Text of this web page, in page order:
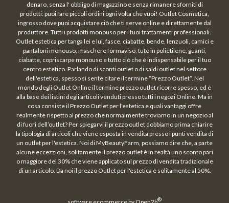
denaro, senza l' obbligo di magazzino e senza rimanere sforniti di
prodotti: puoi fare piccoli ordini ogni volta che vuoi! Outlet Cosmetica,
ingrosso dove puoi acquistare ciò che ti serve online e direttamente dal
produttore. Tutti i prodotti monouso per i tuoi trattamenti professionali.
Outlet estetica per tanga lei e lui, fasce, ciabatte, bende, lenzuoli, camici e
pantaloni monouso, maschere formaviso, tute in polietilene, guanti,
ciabatte, copriscarpe monouso e tutto ciò che è indispensabile per il tuo
centro estetico. Parlando di sconti outlet o di saldi outlet nel settore
dell'estetica, spesso si sente citare il termine “Prezzo Outlet“. Nel
mondo degli Outlet Online il termine prezzo outlet ricorre spesso, ed è
alla base dei listini degli articoli venduti presso tutti i negozi Online. Ma in
cosa consiste il Prezzo Outlet per l'estetica e quali vantaggi offre
realmente rispetto al prezzo che normalmente troviamo in un negozio al
di fuori dell’outlet? Per spiegarvi il prezzo outlet dobbiamo prima chiarire
la tipologia di articoli che viene esposta in vendita presso i punti vendita di
un outlet per l'estetica. Noi di MyBeautyFarm, possiamo dire che, a parte
alcune eccezzioni, solitamente il prezzo outlet è in realtà uno sconto pari
o maggiore del 30% che viene applicato sul prezzo di vendita tradizionale
di un articolo. Da noi il prezzo Outlet per l'estetica è solitamente al 50%.
®